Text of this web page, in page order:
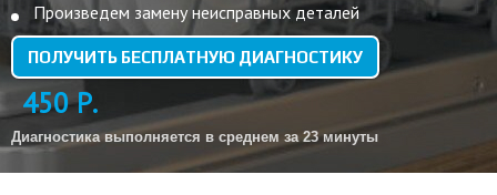
Произведем замену неисправных деталей
ПОЛУЧИТЬ БЕСПЛАТНУЮ ДИАГНОСТИКУ
450 Р.
Диагностика выполняется в среднем за 23 минуты